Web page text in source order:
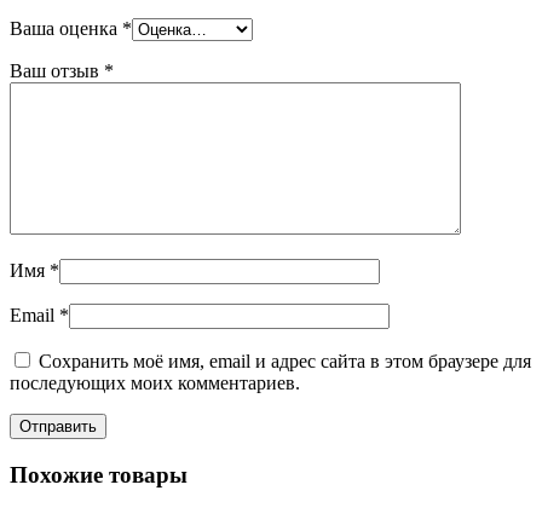
Ваша оценка *
Ваш отзыв *
Имя *
Email *
Сохранить моё имя, email и адрес сайта в этом браузере для
последующих моих комментариев.
Похожие товары